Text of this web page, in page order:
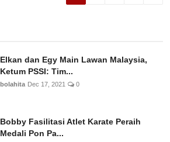
Elkan dan Egy Main Lawan Malaysia,
Ketum PSSI: Tim...
bolahita Dec 17, 2021 0
Bobby Fasilitasi Atlet Karate Peraih
Medali Pon Pa...